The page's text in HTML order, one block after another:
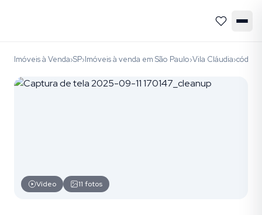
Imóveis à Venda›SP›Imóveis à venda em São Paulo›Vila Cláudia›código
Vídeo 11 fotos